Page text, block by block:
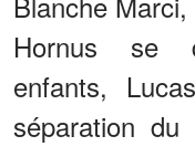
Hornus se
enfants,
séparation